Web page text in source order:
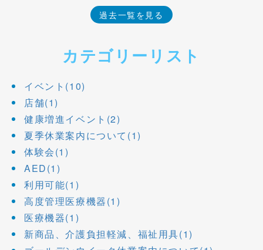
過去一覧を見る
カテゴリーリスト
イベント(10)
店舗(1)
健康増進イベント(2)
夏季休業案内について(1)
体験会(1)
AED(1)
利用可能(1)
高度管理医療機器(1)
医療機器(1)
新商品、介護負担軽減、福祉用具(1)